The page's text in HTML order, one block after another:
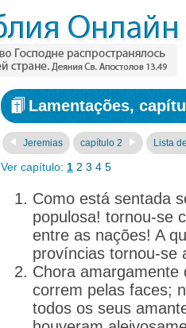
Lamentações,
Jeremias capítulo 2 Lista
Ver capítulo: 1 2 3 4 5
Como está sentada
populosa! tornou-se
entre as nações! A
províncias tornou-se
Chora amargamente
correm pelas faces;
todos os seus